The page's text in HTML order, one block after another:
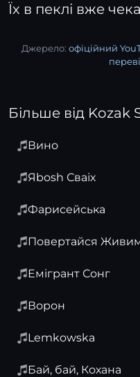
Їх в пеклі вже
Джерело: офіційний
Більше від Kozak
Вино
Яbosh Сваіх
Фарисейська
Повертайся
Емігрант Сонг
Ворон
Lemkowska
Бай, бай, Кохана